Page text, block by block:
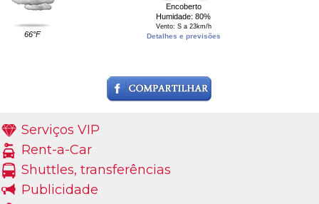
66°F
Encoberto
Humidade: 80%
Vento: S a 23km/h
Detalhes e previsões
Serviços VIP
Rent-a-Car
Shuttles, transferências
Publicidade